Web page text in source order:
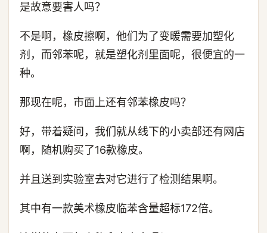
是故意要害人吗？
不是啊，橡皮擦啊，他们为了变暖需要加塑化
剂，而邻苯呢，就是塑化剂里面呢，很便宜的一
种。
那现在呢，市面上还有邻苯橡皮吗？
好，带着疑问，我们就从线下的小卖部还有网店
啊，随机购买了16款橡皮。
并且送到实验室去对它进行了检测结果啊。
其中有一款美术橡皮临苯含量超标172倍。